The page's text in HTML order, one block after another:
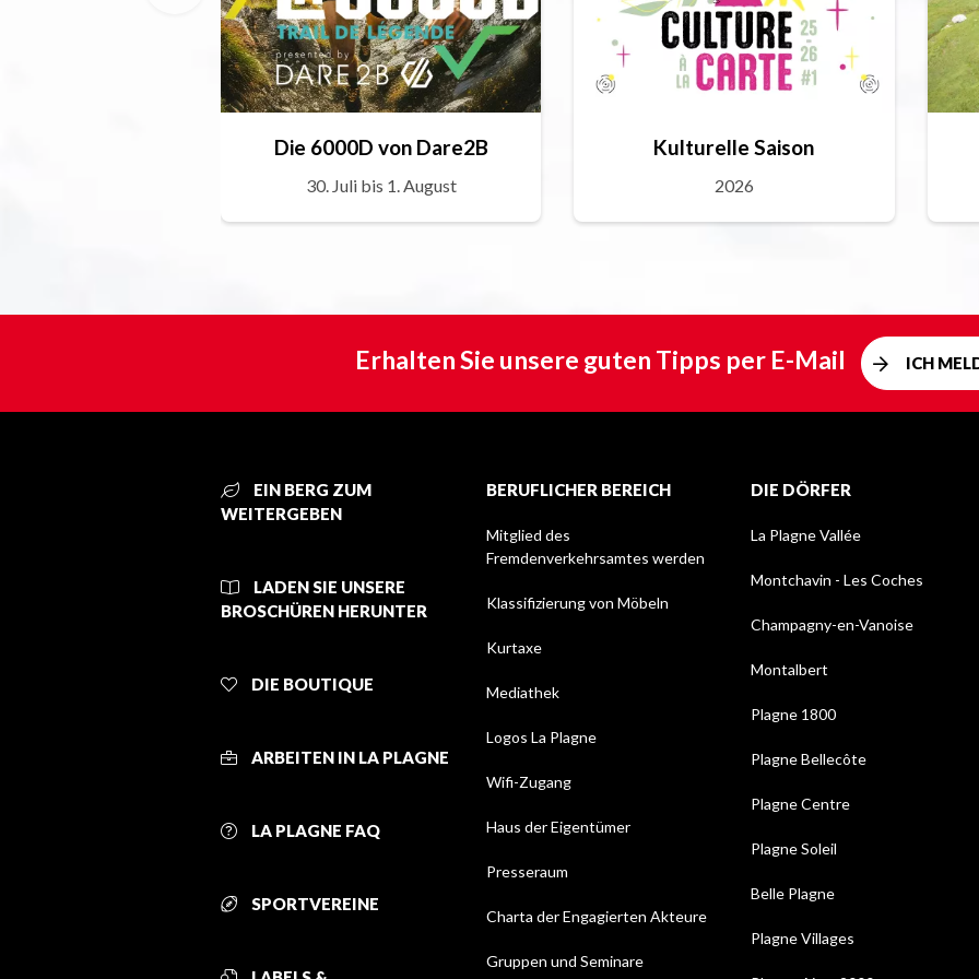
Die 6000D von Dare2B
30. Juli bis 1. August
Kulturelle Saison
2026
Erhalten Sie unsere guten Tipps per E-Mail ICH
EIN BERG ZUM
WEITERGEBEN
LADEN SIE UNSERE
BROSCHÜREN HERUNTER
DIE BOUTIQUE
ARBEITEN IN LA PLAGNE
LA PLAGNE FAQ
SPORTVEREINE
BERUFLICHER BEREICH
Mitglied des
Fremdenverkehrsamtes werden
Klassifizierung von Möbeln
Kurtaxe
Mediathek
Logos La Plagne
Wifi-Zugang
Haus der Eigentümer
Presseraum
Charta der Engagierten Akteure
Gruppen und Seminare
DIE DÖRFER
La Plagne Vallée
Montchavin - Les Coches
Champagny-en-Vanoise
Montalbert
Plagne 1800
Plagne Bellecôte
Plagne Centre
Plagne Soleil
Belle Plagne
Plagne Villages